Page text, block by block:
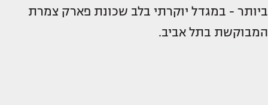
ביותר - במגדל יוקרתי בלב שכונת פארק צמרת
המבוקשת בתל אביב.